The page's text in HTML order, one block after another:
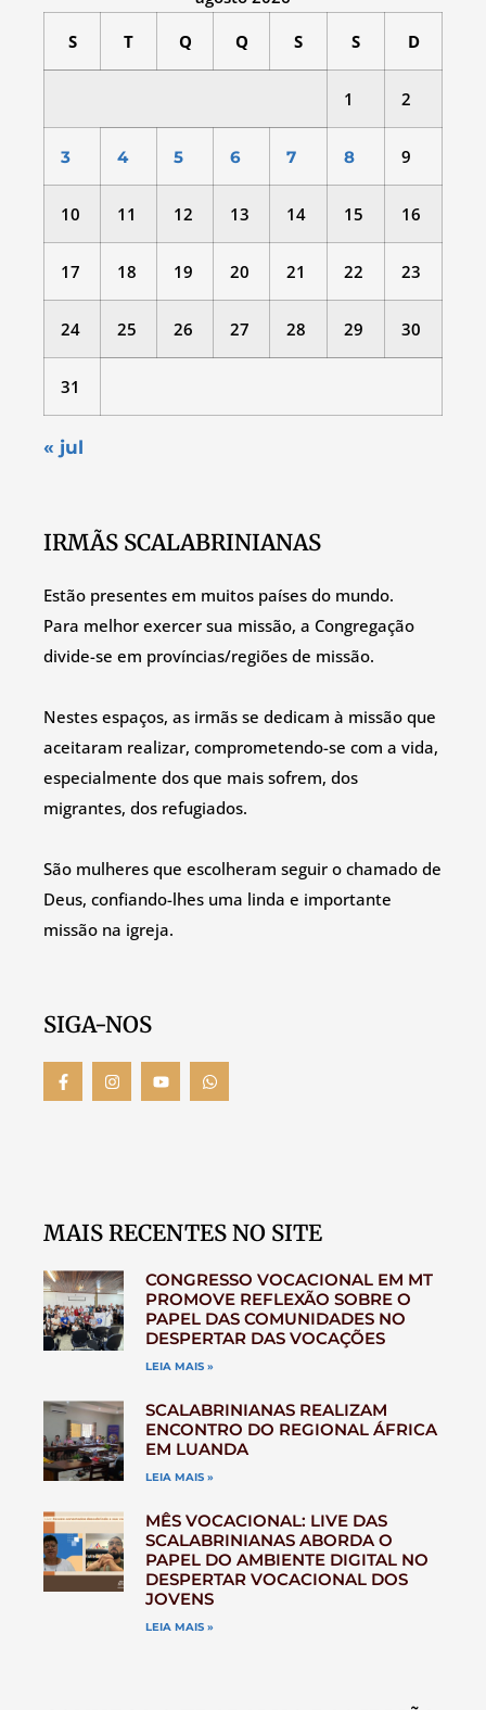
S T Q Q S S D
1 2
3 4 5 6 7 8 9
10 11 12 13 14 15 16
17 18 19 20 21 22 23
24 25 26 27 28 29 30
31
« jul
IRMÃS SCALABRINIANAS
Estão presentes em muitos países do mundo.
Para melhor exercer sua missão, a Congregação
divide-se em províncias/regiões de missão.
Nestes espaços, as irmãs se dedicam à missão que
aceitaram realizar, comprometendo-se com a vida,
especialmente dos que mais sofrem, dos
migrantes, dos refugiados.
São mulheres que escolheram seguir o chamado de
Deus, confiando-lhes uma linda e importante
missão na igreja.
SIGA-NOS
MAIS RECENTES NO SITE
CONGRESSO VOCACIONAL EM MT
PROMOVE REFLEXÃO SOBRE O
PAPEL DAS COMUNIDADES NO
DESPERTAR DAS VOCAÇÕES
LEIA MAIS »
SCALABRINIANAS REALIZAM
ENCONTRO DO REGIONAL ÁFRICA
EM LUANDA
LEIA MAIS »
MÊS VOCACIONAL: LIVE DAS
SCALABRINIANAS ABORDA O
PAPEL DO AMBIENTE DIGITAL NO
DESPERTAR VOCACIONAL DOS
JOVENS
LEIA MAIS »